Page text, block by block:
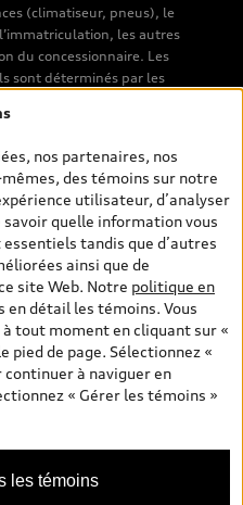
(climatiseur, pneus), le
les autres
du concessionnaire. Les
sont déterminés par les
prix de vente établis par les
les taxes
neufs) et les frais
Toutefois, les taxes de
les prix de l’estimateur de
consulté au moyen de l’onglet
Toutefois, s’il a été
de véhicules neufs et
prix de vente (prix de vente
généraux sur les
à titre indicatif seulement,
ne pas être offertes sur les
déployés pour assurer
des erreurs peuvent survenir
donc visiter votre
droits réservés. Les marques de
nos partenaires, nos
des témoins sur notre
utilisateur, d’analyser
quelle information vous
tandis que d’autres
ainsi que de
site Web. Notre politique en
en détail les témoins. Vous
tout moment en cliquant sur «
pied de page. Sélectionnez «
à naviguer en
« Gérer les témoins »
les témoins